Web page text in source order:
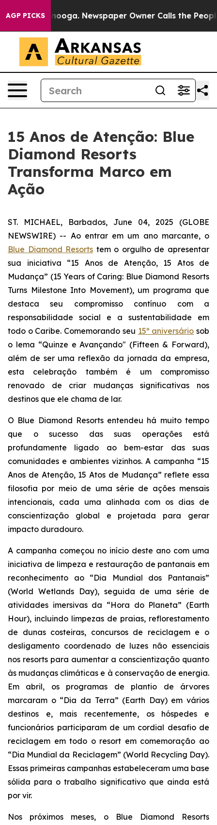
AGP PICKS Newspaper Owner Calls the People
15 Anos de Atenção: Blue
Diamond Resorts
Transforma Marco em
Ação
ST. MICHAEL, Barbados, June 04, 2025 (GLOBE
NEWSWIRE) -- Ao entrar em um ano marcante, o
Blue Diamond Resorts tem o orgulho de apresentar
sua iniciativa “15 Anos de Atenção, 15 Atos de
Mudança” (15 Years of Caring: Blue Diamond Resorts
Turns Milestone Into Movement), um programa que
destaca seu compromisso contínuo com a
responsabilidade social e a sustentabilidade em
todo o Caribe. Comemorando seu 15º aniversário sob
o lema “Quinze e Avançando" (Fifteen & Forward),
além de ser uma reflexão da jornada da empresa,
esta celebração também é um compromisso
renovado de criar mudanças significativas nos
destinos que ele chama de lar.
O Blue Diamond Resorts entendeu há muito tempo
que o sucesso das suas operações está
profundamente ligado ao bem-estar das suas
comunidades e ambientes vizinhos. A campanha “15
Anos de Atenção, 15 Atos de Mudança” reflete essa
filosofia por meio de uma série de ações mensais
intencionais, cada uma alinhada com os dias de
conscientização global e projetada para gerar
impacto duradouro.
A campanha começou no início deste ano com uma
iniciativa de limpeza e restauração de pantanais em
reconhecimento ao “Dia Mundial dos Pantanais”
(World Wetlands Day), seguida de uma série de
atividades imersivas da “Hora do Planeta” (Earth
Hour), incluindo limpezas de praias, reflorestamento
de dunas costeiras, concursos de reciclagem e o
desligamento coordenado de luzes não essenciais
nos resorts para aumentar a conscientização quanto
às mudanças climáticas e à conservação de energia.
Em abril, os programas de plantio de árvores
marcaram o “Dia da Terra” (Earth Day) em vários
destinos e, mais recentemente, os hóspedes e
funcionários participaram de um cordial desafio de
reciclagem em todo o resort em comemoração ao
“Dia Mundial da Reciclagem” (World Recycling Day).
Essas primeiras campanhas estabeleceram uma base
sólida para o trabalho significativo que ainda está
por vir.
Nos próximos meses, o Blue Diamond Resorts